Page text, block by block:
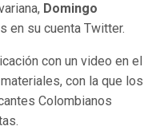
Domingo
en su cuenta Twitter.
con un video en el
con la que los
Colombianos